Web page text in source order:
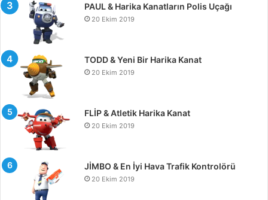
PAUL & Harika Kanatların Polis Uçağı
20 Ekim 2019
TODD & Yeni Bir Harika Kanat
20 Ekim 2019
FLİP & Atletik Harika Kanat
20 Ekim 2019
JİMBO & En İyi Hava Trafik Kontrolörü
20 Ekim 2019